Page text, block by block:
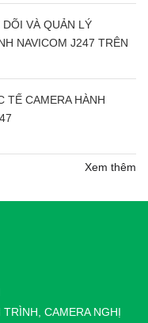
VÀ QUẢN LÝ
NAVICOM J247 TRÊN
TÍNH
TẾ CAMERA HÀNH
Xem thêm
CAMERA NGHỊ